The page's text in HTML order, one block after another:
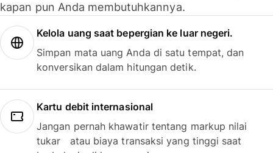
kapan pun Anda membutuhkannya.
Kelola uang saat bepergian ke luar negeri.
Simpan mata uang Anda di satu tempat, dan
konversikan dalam hitungan detik.
Kartu debit internasional
Jangan pernah khawatir tentang markup nilai
tukar atau biaya transaksi yang tinggi saat